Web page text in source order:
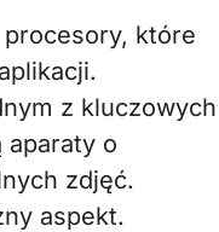
które
z kluczowych
o
zdjęć.
aspekt.